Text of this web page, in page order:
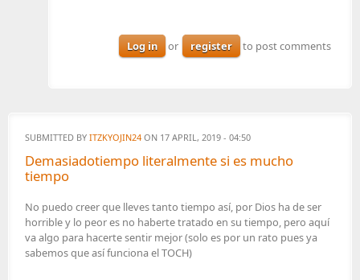
Log in or register to post comments
SUBMITTED BY ITZKYOJIN24 ON 17 APRIL, 2019 - 04:50
Demasiadotiempo literalmente si es mucho
tiempo
No puedo creer que lleves tanto tiempo así, por Dios ha de ser
horrible y lo peor es no haberte tratado en su tiempo, pero aquí
va algo para hacerte sentir mejor (solo es por un rato pues ya
sabemos que así funciona el TOCH)